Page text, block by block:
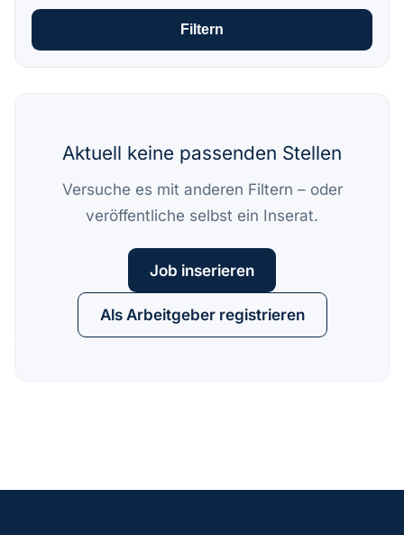
Filtern
Aktuell keine passenden Stellen
Versuche es mit anderen Filtern – oder
veröffentliche selbst ein Inserat.
Job inserieren
Als Arbeitgeber registrieren